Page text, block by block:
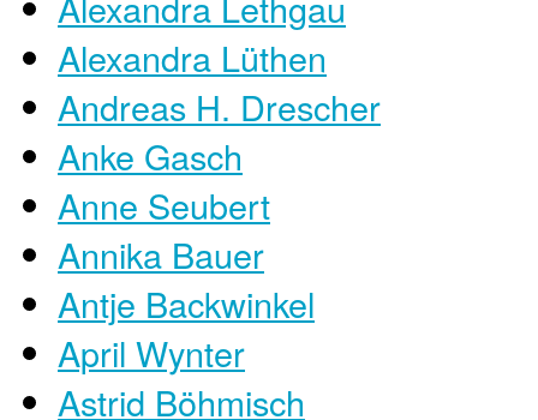
Alexandra Lüthen
Andreas H. Drescher
Anke Gasch
Anne Seubert
Annika Bauer
Antje Backwinkel
April Wynter
Astrid Böhmisch